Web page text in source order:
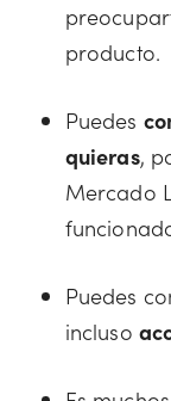
producto.
Puedes
quieras,
Mercado
Puedes
incluso